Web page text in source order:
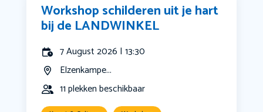
Workshop schilderen uit je hart
bij de LANDWINKEL
7 August 2026 | 13:30
Elzenkampe...
11 plekken beschikbaar